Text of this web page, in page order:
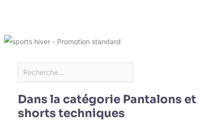
Dans la catégorie Pantalons et
shorts techniques